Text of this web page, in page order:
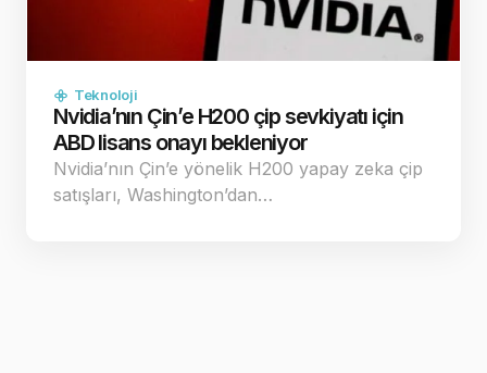
Teknoloji
Nvidia’nın Çin’e H200 çip sevkiyatı için
ABD lisans onayı bekleniyor
Nvidia’nın Çin’e yönelik H200 yapay zeka çip
satışları, Washington’dan…